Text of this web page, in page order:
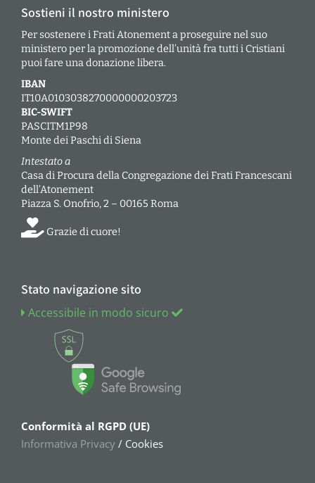
Sostieni il nostro ministero
Per sostenere i Frati Atonement a proseguire nel suo
ministero per la promozione dell’unità fra tutti i Cristiani
puoi fare una donazione libera.
IBAN
IT10A0103038270000000203723
BIC-SWIFT
PASCITM1P98
Monte dei Paschi di Siena
Intestato a
Casa di Procura della Congregazione dei Frati Francescani
dell’Atonement
Piazza S. Onofrio, 2 – 00165 Roma
Grazie di cuore!
Stato navigazione sito
Accessibile in modo sicuro
Conformità al RGPD (UE)
Informativa Privacy / Cookies